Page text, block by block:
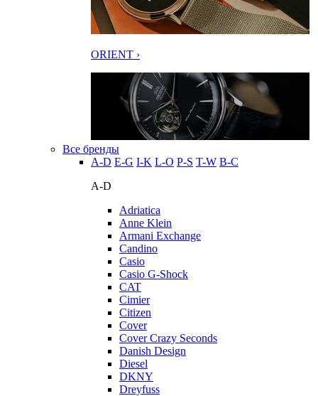
ORIENT ›
Все бренды
A-D E-G I-K L-O P-S T-W В-С
A-D
Adriatica
Anne Klein
Armani Exchange
Candino
Casio
Casio G-Shock
CAT
Cimier
Citizen
Cover
Cover Crazy Seconds
Danish Design
Diesel
DKNY
Dreyfuss